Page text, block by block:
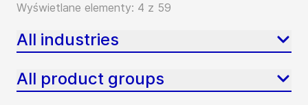
Wyświetlane elementy: 4 z 59
All industries
All product groups